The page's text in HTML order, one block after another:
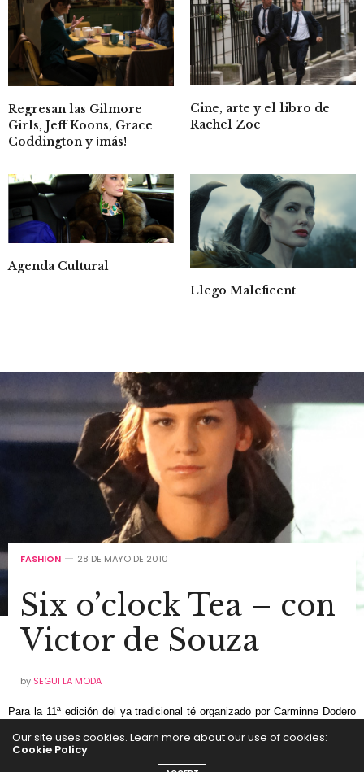
Regresan las Gilmore
Girls, Jeff Koons, Grace
Coddington y ¡más!
Cine, arte y el libro de
Rachel Zoe
Agenda Cultural
Llego Maleficent
FASHION 28 DE MAYO DE 2010
Six o’clock Tea – con
Victor de Souza
by SEGUI LA MODA
Para la 11ª edición del ya tradicional té organizado por Carminne Dodero
se acercaron los diseñadores Nadine Zlotogora, Cecilia Gadea, Catalina
Rautemberg, Malu Ricciardi, Pia Carregal, Agustina Visentini y el
Our site uses cookies. Learn more about our use of cookies:
Cookie Policy